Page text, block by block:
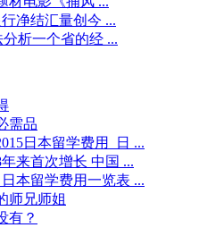
净结汇量创今 ...
分析一个省的经 ...
需品
日本留学费用_日 ...
来首次增长 中国 ...
本留学费用一览表 ...
师兄师姐
有？